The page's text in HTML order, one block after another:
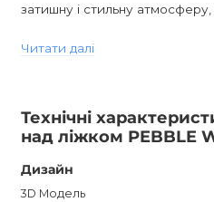
затишну і стильну
не потребують особливого
Стиль Mid-Century бра
сучасними і класичними
Читати далі
Технічні
над ліжком PEBBLE
Дизайн
3D Модель